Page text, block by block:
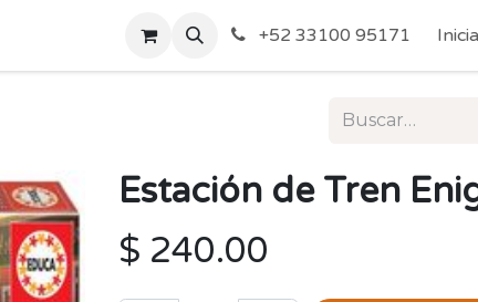
Acerca de Nosotros Politicas de Envío y Devoluciones
+52 33100 95171
Estación de Tren
$ 240.00